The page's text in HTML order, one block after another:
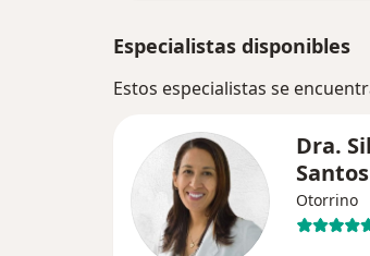
Especialistas disponibles
Estos especialistas se
Dra.
Santos
Otorrino